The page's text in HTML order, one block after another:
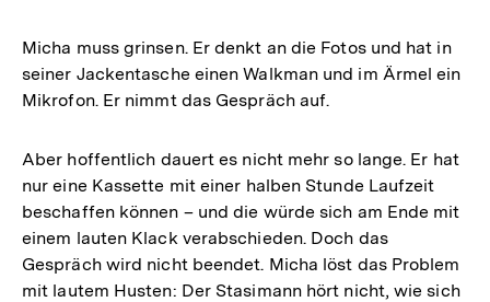
Micha muss grinsen. Er denkt an die Fotos und hat in
seiner Jackentasche einen Walkman und im Ärmel ein
Mikrofon. Er nimmt das Gespräch auf.
Aber hoffentlich dauert es nicht mehr so lange. Er hat
nur eine Kassette mit einer halben Stunde Laufzeit
beschaffen können – und die würde sich am Ende mit
einem lauten Klack verabschieden. Doch das
Gespräch wird nicht beendet. Micha löst das Problem
mit lautem Husten: Der Stasimann hört nicht, wie sich